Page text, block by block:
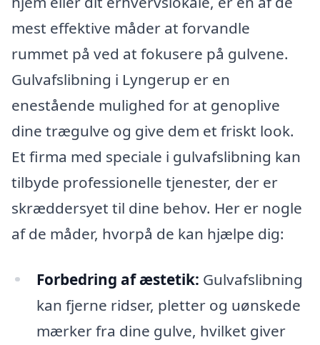
mest effektive måder at forvandle
rummet på ved at fokusere på gulvene.
Gulvafslibning i Lyngerup er en
enestående mulighed for at genoplive
dine trægulve og give dem et friskt look.
Et firma med speciale i gulvafslibning kan
tilbyde professionelle tjenester, der er
skræddersyet til dine behov. Her er nogle
af de måder, hvorpå de kan hjælpe dig:
Forbedring af æstetik: Gulvafslibning
kan fjerne ridser, pletter og uønskede
mærker fra dine gulve, hvilket giver